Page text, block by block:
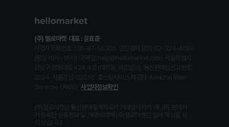
(주) 헬로마켓 대표 : 윤효준
사업자정보확인